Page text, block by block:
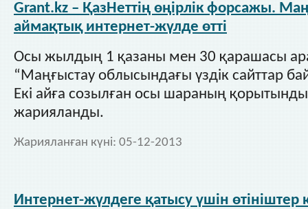
Grant.kz – ҚазНеттің өңірлік форсажы.
аймақтық интернет-жүлде өтті
Осы жылдың 1 қазаны мен 30 қарашасы
“Маңғыстау облысындағы үздік сайттар
Екі айға созылған осы шараның
жарияланды.
Жарияланған күні: 05-12-2013
Интернет-жүлдеге қатысу үшін